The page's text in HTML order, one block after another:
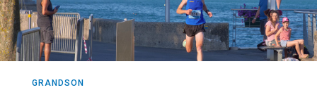
GRANDSON